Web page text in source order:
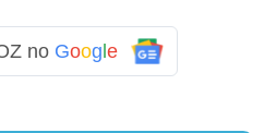
no Google